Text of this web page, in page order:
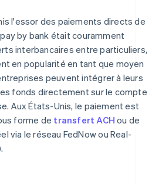
l'essor des paiements directs de
by bank était couramment
interbancaires entre particuliers,
en popularité en tant que moyen
peuvent intégrer à leurs
fonds directement sur le compte
Aux États-Unis, le paiement est
forme de transfert ACH ou de
via le réseau FedNow ou Real-